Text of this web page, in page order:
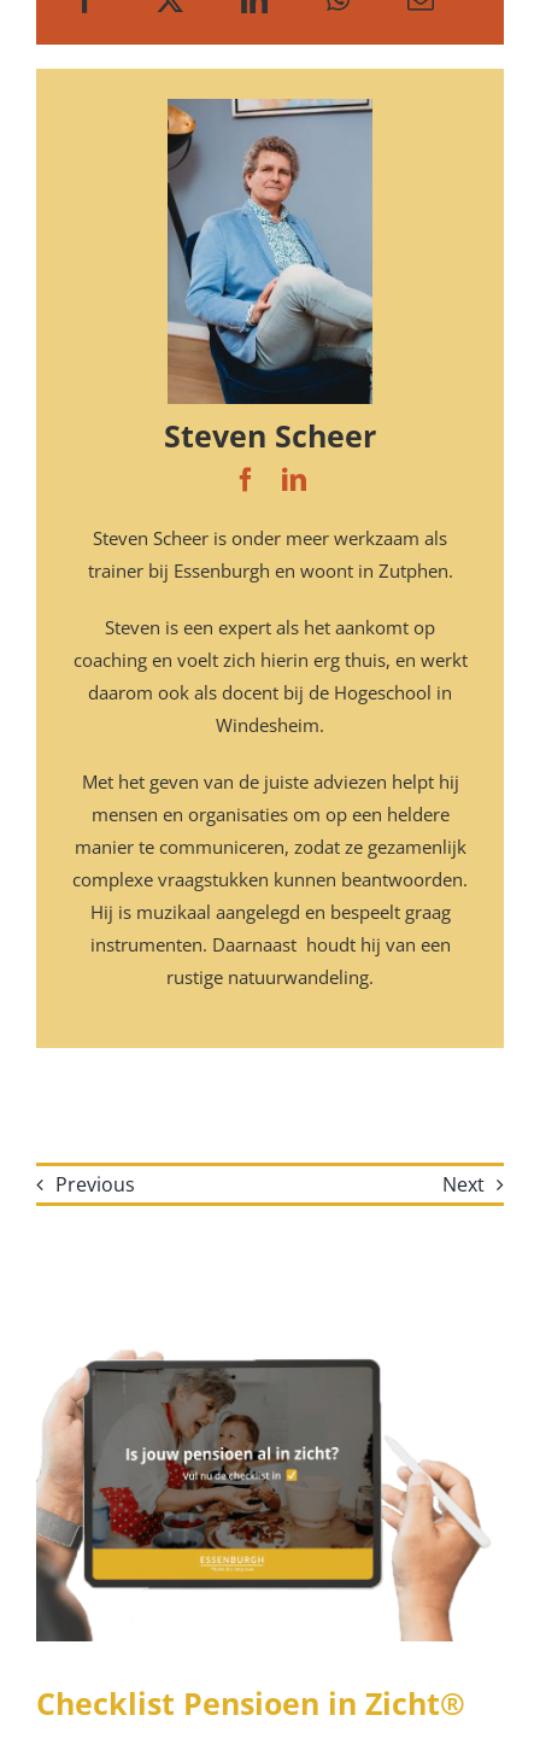
Steven Scheer
Steven Scheer is onder meer werkzaam als
trainer bij Essenburgh en woont in Zutphen.
Steven is een expert als het aankomt op
coaching en voelt zich hierin erg thuis, en werkt
daarom ook als docent bij de Hogeschool in
Windesheim.
Met het geven van de juiste adviezen helpt hij
mensen en organisaties om op een heldere
manier te communiceren, zodat ze gezamenlijk
complexe vraagstukken kunnen beantwoorden.
Hij is muzikaal aangelegd en bespeelt graag
instrumenten. Daarnaast houdt hij van een
rustige natuurwandeling.
Previous Next
Checklist Pensioen in Zicht®